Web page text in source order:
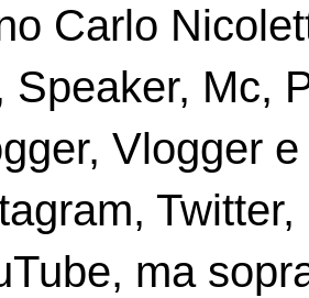
Carlo
Speaker, Mc,
Vlogger
ma